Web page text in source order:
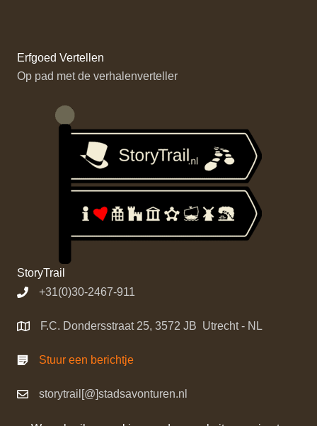
Erfgoed Vertellen
Op pad met de verhalenverteller
StoryTrail
+31(0)30-2467-911
F.C. Dondersstraat 25, 3572 JB Utrecht - NL
Stuur een berichtje
storytrail[@]stadsavonturen.nl